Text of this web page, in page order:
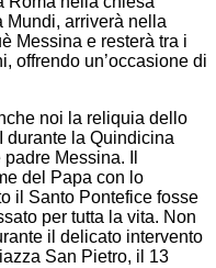
Mundi, arriverà nella
Messina e resterà tra i
offrendo un’occasione di
noi la reliquia dello
durante la Quindicina
Messina. Il
del Papa con lo
il Santo Pontefice fosse
per tutta la vita. Non
il delicato intervento
San Pietro, il 13